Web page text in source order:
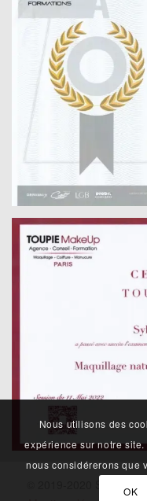
© 2019-2020 Sylvie
Nous utilisons des
expérience sur notre
nous considérerons que
OK